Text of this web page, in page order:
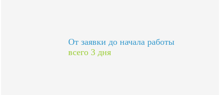
От заявки до начала работы
всего 3 дня